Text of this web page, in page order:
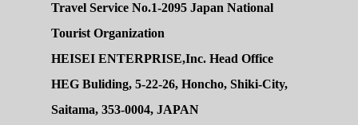
Travel Service No.1-2095 Japan National
Tourist Organization
HEISEI ENTERPRISE,Inc. Head Office
HEG Buliding, 5-22-26, Honcho, Shiki-City,
Saitama, 353-0004, JAPAN